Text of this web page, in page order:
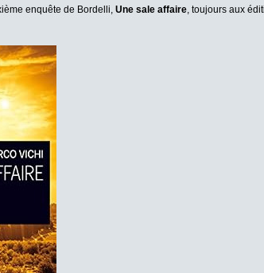
enquête de Bordelli, Une sale affaire, toujours aux